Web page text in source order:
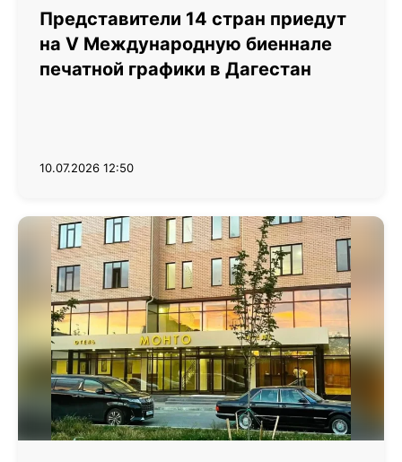
Представители 14 стран приедут
на V Международную биеннале
печатной графики в Дагестан
10.07.2026 12:50